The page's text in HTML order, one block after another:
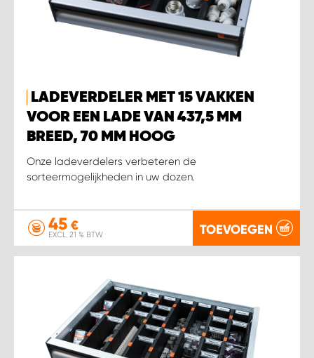
LADEVERDELER MET 15 VAKKEN
VOOR EEN LADE VAN 437,5 MM
BREED, 70 MM HOOG
Onze ladeverdelers verbeteren de
sorteermogelijkheden in uw dozen.
45 €
EXCL. 21 % BTW TOEVOEGEN